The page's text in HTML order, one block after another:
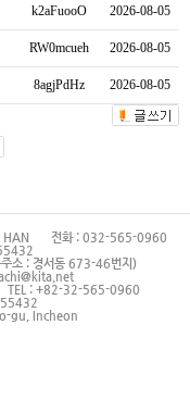
k2aFuooO 2026-08-05
RW0mcueh 2026-08-05
8agjPdHz 2026-08-05
HAN
전화 : 032-565-0960
소 : 경서동 673-46번지)
TEL : +82-32-565-0960
55432
gu, Incheon